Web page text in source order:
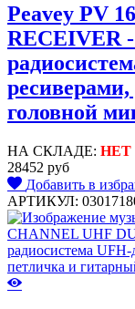
Peavey PV
RECEIVER
головной
НА СКЛАДЕ: НЕТ
28452 руб
Добавить в
АРТИКУЛ: